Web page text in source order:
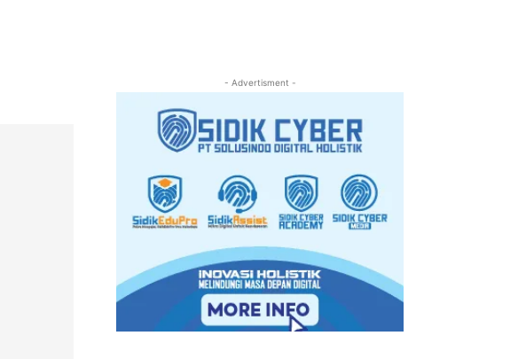
- Advertisment -